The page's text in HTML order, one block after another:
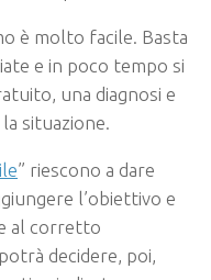
è molto facile. Basta
e in poco tempo si
una diagnosi e
situazione.
” riescono a dare
l’obiettivo e
al corretto
decidere, poi,